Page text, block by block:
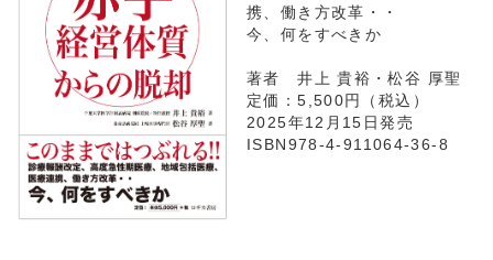
携、働き方改革・・
今、何をすべきか
著者 井上 貴裕・松谷 厚聖
定価：5,500円（税込）
2025年12月15日発売
ISBN978-4-911064-36-8